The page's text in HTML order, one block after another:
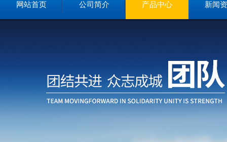
网站首页 公司简介 产品中心 新闻